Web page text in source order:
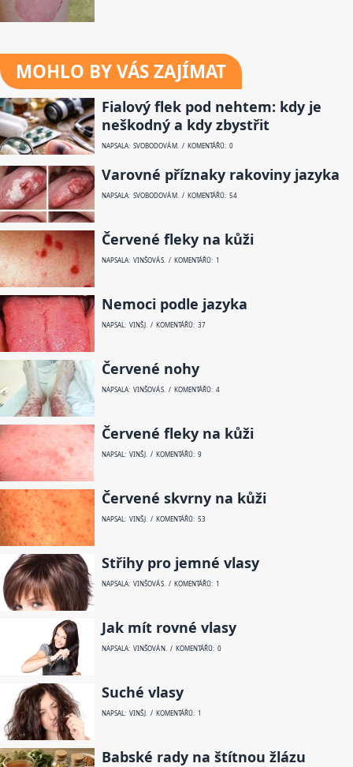
MOHLO BY VÁS ZAJÍMAT
Fialový flek pod nehtem: kdy je
neškodný a kdy zbystřit
NAPSALA: SVOBODOVÁ M. / KOMENTÁŘŮ: 0
Varovné příznaky rakoviny jazyka
NAPSALA: SVOBODOVÁ M. / KOMENTÁŘŮ: 54
Červené fleky na kůži
NAPSALA: VINŠOVÁ S. / KOMENTÁŘŮ: 1
Nemoci podle jazyka
NAPSAL: VINŠ J. / KOMENTÁŘŮ: 37
Červené nohy
NAPSALA: VINŠOVÁ S. / KOMENTÁŘŮ: 4
Červené fleky na kůži
NAPSAL: VINŠ J. / KOMENTÁŘŮ: 9
Červené skvrny na kůži
NAPSAL: VINŠ J. / KOMENTÁŘŮ: 53
Střihy pro jemné vlasy
NAPSALA: VINŠOVÁ S. / KOMENTÁŘŮ: 1
Jak mít rovné vlasy
NAPSALA: VINŠOVÁ N. / KOMENTÁŘŮ: 0
Suché vlasy
NAPSAL: VINŠ J. / KOMENTÁŘŮ: 1
Babské rady na štítnou žlázu